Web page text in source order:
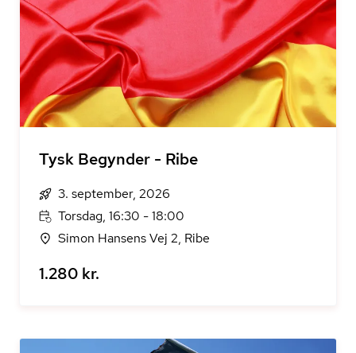
Tysk Begynder - Ribe
3. september, 2026
Torsdag, 16:30 - 18:00
Simon Hansens Vej 2, Ribe
1.280 kr.